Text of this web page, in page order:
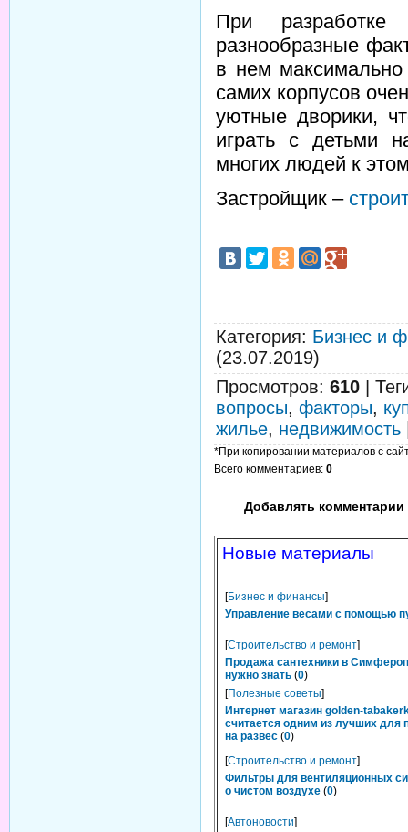
При разработке
разнообразные
в нем
самих корпусов
уютные дворики,
играть с детьми
многих людей к
Застройщик –
Категория: Бизнес и
(23.07.2019)
Просмотров: 610
вопросы, факторы,
жилье, недвижимость
*При копировании материалов с
Всего комментариев: 0
Добавлять комментарии
Новые материалы
[Бизнес и финансы]
Управление весами с помощью
[Строительство и ремонт]
Продажа сантехники в
нужно знать (0)
[Полезные советы]
Интернет магазин golden-
считается одним из лучших для
на развес (0)
[Строительство и ремонт]
Фильтры для вентиляционных
о чистом воздухе (0)
[Автоновости]